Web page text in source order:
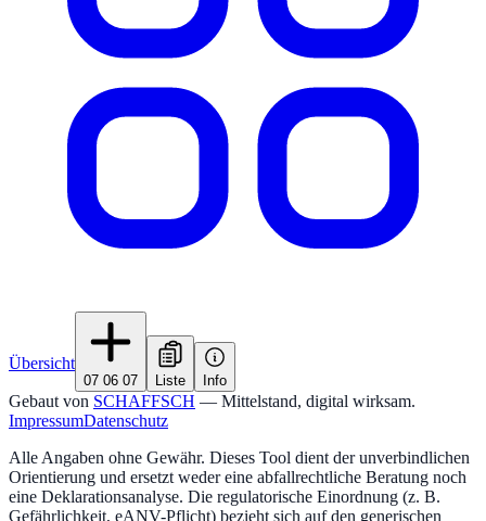
Übersicht
07 06 07 Liste Info
Gebaut von SCHAFFSCH — Mittelstand, digital wirksam.
ImpressumDatenschutz
Alle Angaben ohne Gewähr. Dieses Tool dient der unverbindlichen
Orientierung und ersetzt weder eine abfallrechtliche Beratung noch
eine Deklarationsanalyse. Die regulatorische Einordnung (z. B.
Gefährlichkeit, eANV-Pflicht) bezieht sich auf den generischen